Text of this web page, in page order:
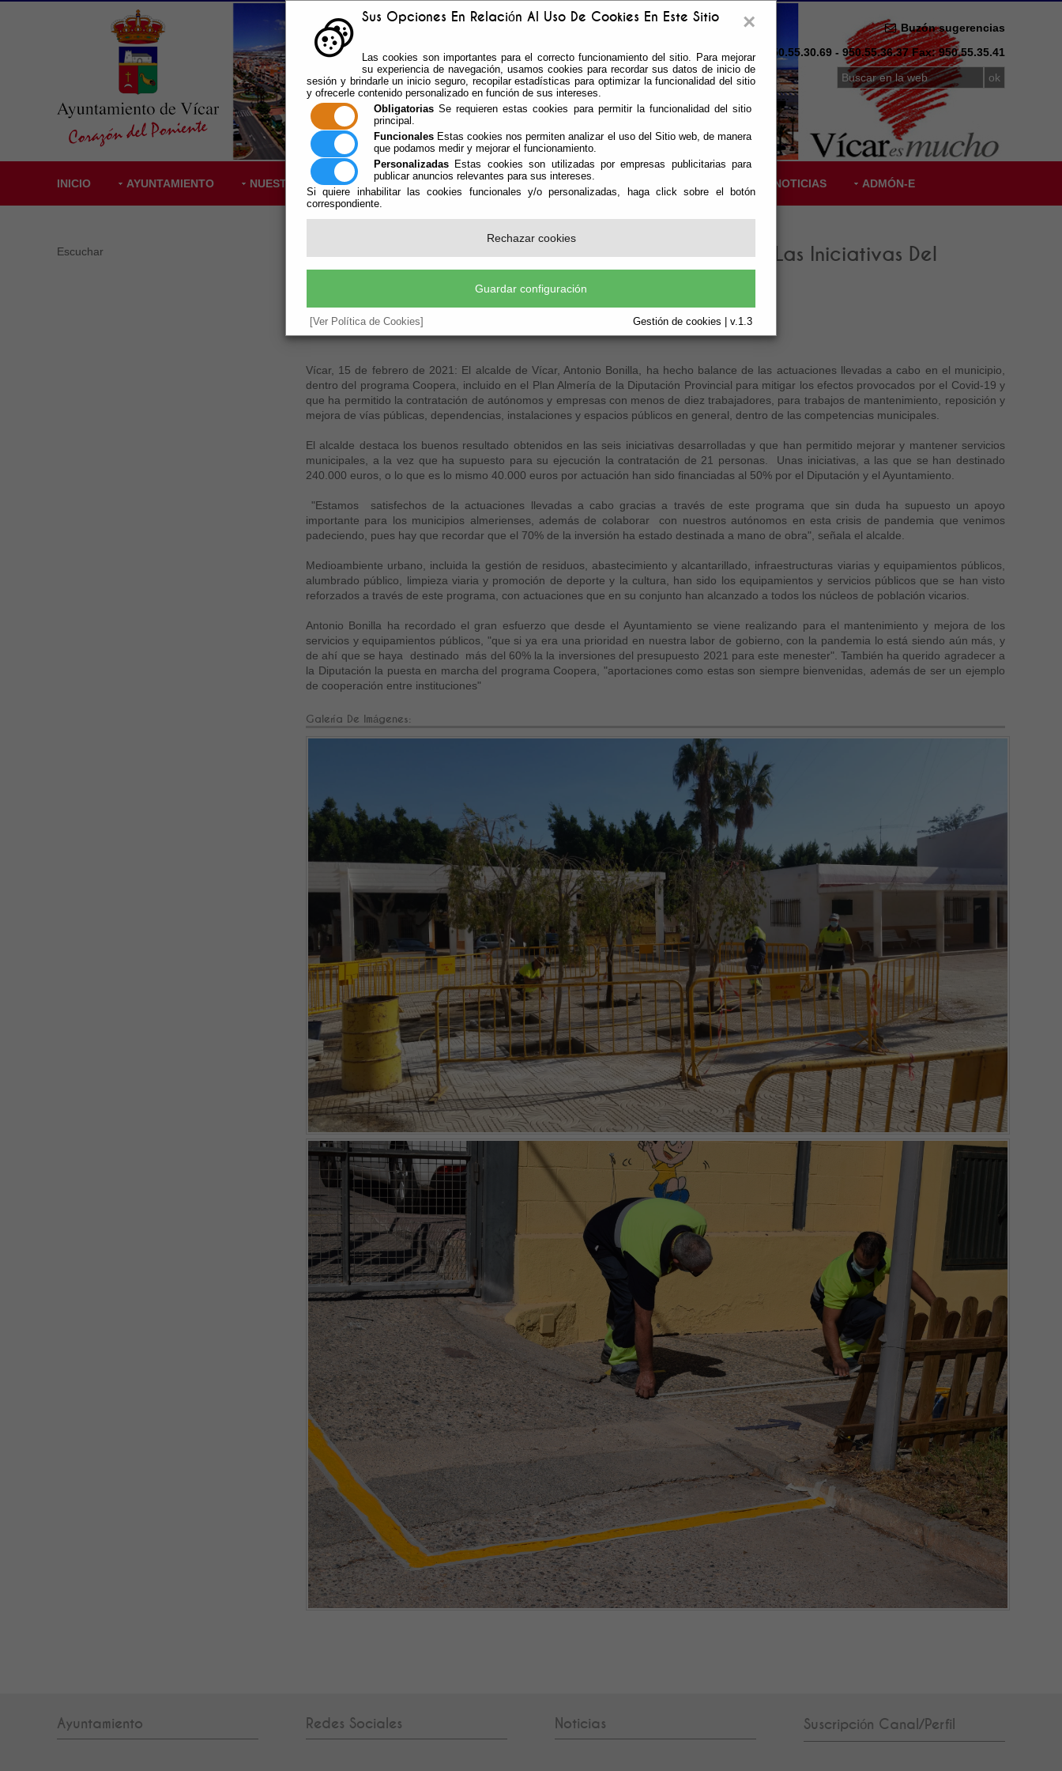
×
Sus Opciones En Relación Al Uso De Cookies En Este Sitio
Las cookies son importantes para el correcto funcionamiento del sitio. Para mejorar
su experiencia de navegación, usamos cookies para recordar sus datos de inicio de
sesión y brindarle un inicio seguro, recopilar estadísticas para optimizar la funcionalidad del sitio
y ofrecerle contenido personalizado en función de sus intereses.
Obligatorias Se requieren estas cookies para permitir la funcionalidad del sitio
principal.
Funcionales Estas cookies nos permiten analizar el uso del Sitio web, de manera
que podamos medir y mejorar el funcionamiento.
Personalizadas Estas cookies son utilizadas por empresas publicitarias para
publicar anuncios relevantes para sus intereses.
Si quiere inhabilitar las cookies funcionales y/o personalizadas, haga click sobre el botón
correspondiente.
Rechazar cookies
Guardar configuración
[Ver Política de Cookies] Gestión de cookies | v.1.3
Buzón sugerencias
Telf: 950.55.30.69 - 950.55.36.37 Fax: 950.55.35.41
INICIO AYUNTAMIENTO NUESTRO PUEBLO ÁREAS DE GOBIERNO TABLÓN Y ACTAS NOTICIAS ADMÓN-E
Escuchar
Antonio Bonilla Destaca Los Buenos Resultados De Las Iniciativas Del
Programa Coopera En Vícar
Vigente.
Vícar, 15 de febrero de 2021: El alcalde de Vícar, Antonio Bonilla, ha hecho balance de las actuaciones llevadas a cabo en el municipio,
dentro del programa Coopera, incluido en el Plan Almería de la Diputación Provincial para mitigar los efectos provocados por el Covid-19 y
que ha permitido la contratación de autónomos y empresas con menos de diez trabajadores, para trabajos de mantenimiento, reposición y
mejora de vías públicas, dependencias, instalaciones y espacios públicos en general, dentro de las competencias municipales.
El alcalde destaca los buenos resultado obtenidos en las seis iniciativas desarrolladas y que han permitido mejorar y mantener servicios
municipales, a la vez que ha supuesto para su ejecución la contratación de 21 personas. Unas iniciativas, a las que se han destinado
240.000 euros, o lo que es lo mismo 40.000 euros por actuación han sido financiadas al 50% por el Diputación y el Ayuntamiento.
"Estamos satisfechos de la actuaciones llevadas a cabo gracias a través de este programa que sin duda ha supuesto un apoyo
importante para los municipios almerienses, además de colaborar con nuestros autónomos en esta crisis de pandemia que venimos
padeciendo, pues hay que recordar que el 70% de la inversión ha estado destinada a mano de obra", señala el alcalde.
Medioambiente urbano, incluida la gestión de residuos, abastecimiento y alcantarillado, infraestructuras viarias y equipamientos públicos,
alumbrado público, limpieza viaria y promoción de deporte y la cultura, han sido los equipamientos y servicios públicos que se han visto
reforzados a través de este programa, con actuaciones que en su conjunto han alcanzado a todos los núcleos de población vicarios.
Antonio Bonilla ha recordado el gran esfuerzo que desde el Ayuntamiento se viene realizando para el mantenimiento y mejora de los
servicios y equipamientos públicos, "que si ya era una prioridad en nuestra labor de gobierno, con la pandemia lo está siendo aún más, y
de ahí que se haya destinado más del 60% la la inversiones del presupuesto 2021 para este menester". También ha querido agradecer a
la Diputación la puesta en marcha del programa Coopera, "aportaciones como estas son siempre bienvenidas, además de ser un ejemplo
de cooperación entre instituciones"
Galería De Imágenes:
Ayuntamiento Redes Sociales Noticias Suscripción Canal/Perfil